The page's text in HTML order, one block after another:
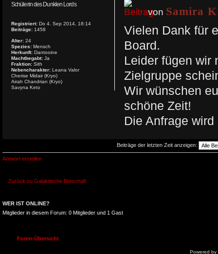
von Samira
Vielen Dank für
Board.
Leider fügen wir
Zielgruppe
Wir wünschen
schöne Zeit!
Die Anfrage
Schülerin des Dunklen Lords
Registriert: Do 4. Sep 2014, 18:14
Beiträge: 1458
Alter: 24
Spezies: Mensch
Herkunft: Dantooine
Machtbegabt: Ja
Fraktion: Sith
Nebencharakter: Leana Valor
Cherise Midair (Kryo)
Airah Chandrian (Kryo)
Savyna Keto
Beiträge der letzten Zeit anzeigen:
Antwort erstellen
Zurück zu Galaktische Botschaft
WER IST ONLINE?
Mitglieder in diesem Forum: 0 Mitglieder und 1 Gast
Foren-Übersicht
Powered by